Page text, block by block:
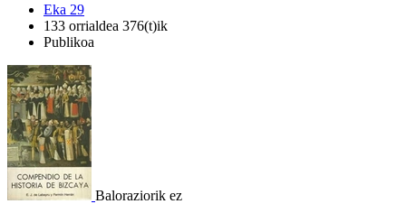
Eka 29
133 orrialdea 376(t)ik
Publikoa
Baloraziorik ez